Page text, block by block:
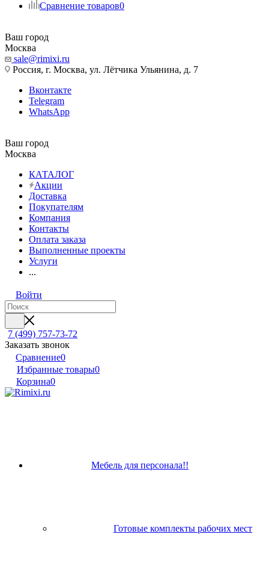
Сравнение товаров0
Ваш город
Москва
sale@rimixi.ru
Россия, г. Москва, ул. Лётчика Ульянина, д. 7
Вконтакте
Telegram
WhatsApp
Ваш город
Москва
КАТАЛОГ
Акции
Доставка
Покупателям
Компания
Контакты
Оплата заказа
Выполненные проекты
Услуги
...
Войти
7 (499) 757-73-72
Заказать звонок
Сравнение0
Избранные товары0
Корзина0
Мебель для персонала!!
Готовые комплекты рабочих мест